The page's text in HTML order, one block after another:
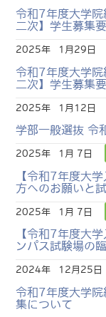
令和7年度大学
二次】学生募集
2025年 1月29日
令和7年度大学
二次】学生募集
2025年 1月12日
学部一般選抜 令
2025年 1月 7日
【令和7年度大
方へのお願いと
2025年 1月 7日
【令和7年度大
ンパス試験場の
2024年 12月25日
令和7年度大学
集について